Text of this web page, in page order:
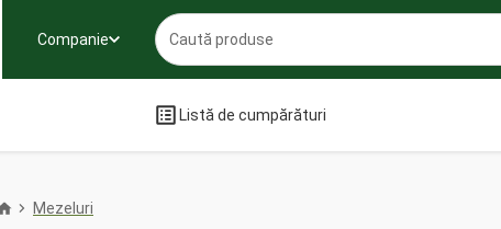
Companie
Listă de cumpărături
Mezeluri